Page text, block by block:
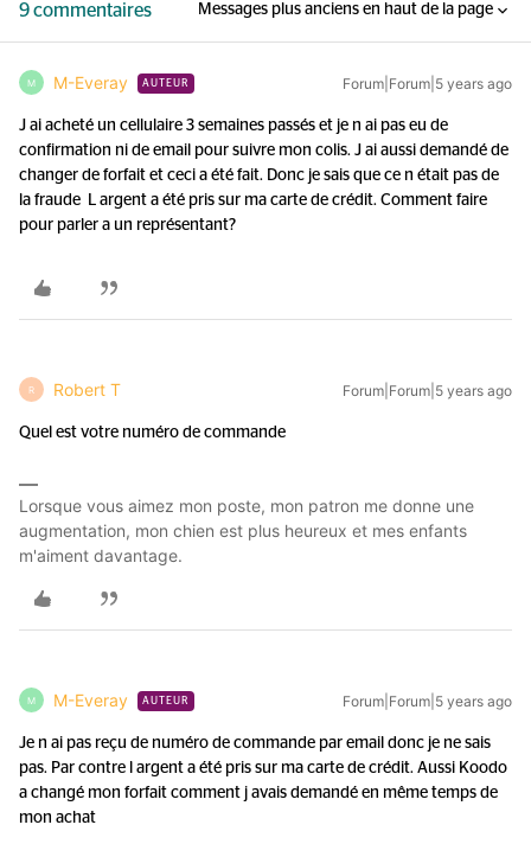
9 commentaires Messages plus anciens en haut de la page
M M-Everay AUTEUR Forum|Forum|5 years ago
J ai acheté un cellulaire 3 semaines passés et je n ai pas eu de
confirmation ni de email pour suivre mon colis. J ai aussi demandé de
changer de forfait et ceci a été fait. Donc je sais que ce n était pas de
la fraude L argent a été pris sur ma carte de crédit. Comment faire
pour parler a un représentant?
R Robert T Forum|Forum|5 years ago
Quel est votre numéro de commande
Lorsque vous aimez mon poste, mon patron me donne une
augmentation, mon chien est plus heureux et mes enfants
m'aiment davantage.
M M-Everay AUTEUR Forum|Forum|5 years ago
Je n ai pas reçu de numéro de commande par email donc je ne sais
pas. Par contre l argent a été pris sur ma carte de crédit. Aussi Koodo
a changé mon forfait comment j avais demandé en même temps de
mon achat